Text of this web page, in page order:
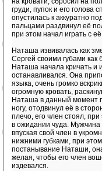
груди, пупок и его голова
опустилась к аккуратно
пальцами раздвинул её
при этом начал играть с
Наташа извивалась как
Сергей своими губами как
Наташа начала кричать и
останавливался. Она
языка, очень громко
огромную кровать,
Наташа в данный момент
ногу, отодвинул её в
плечо, его член стоял,
в ожидании чуда. Мужчина
впуская свой член в
нижними губками, при
постанывание Наташи,
желая, чтобы его член
издевался.